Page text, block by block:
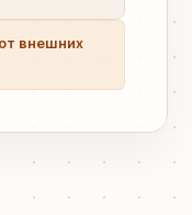
внешних